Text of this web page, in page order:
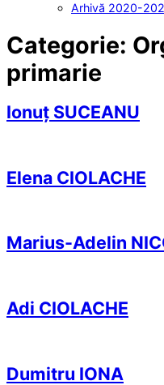
Arhivă 2020-
Categorie:
primarie
Ionuț SUCEANU
Elena CIOLACHE
Marius-Adelin
Adi CIOLACHE
Dumitru IONA